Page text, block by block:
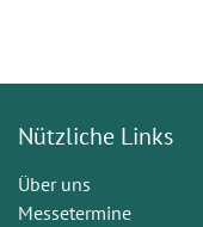
Nützliche Links
Über uns
Messetermine